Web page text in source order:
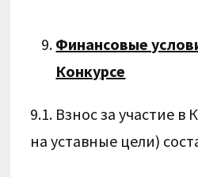
Финансовые
Конкурсе
9.1. Взнос за участие в
на уставные цели)